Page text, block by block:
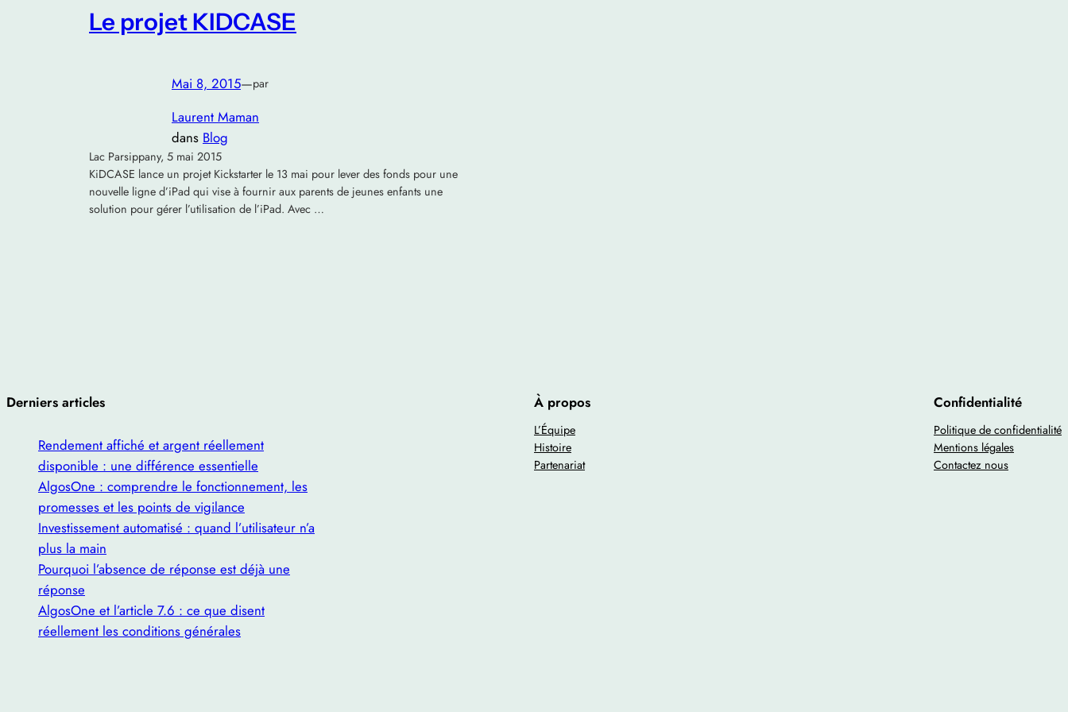
Le projet KIDCASE
Mai 8, 2015—par
Laurent Maman
dans Blog
Lac Parsippany, 5 mai 2015
KiDCASE lance un projet Kickstarter le 13 mai pour lever des fonds pour une
nouvelle ligne d’iPad qui vise à fournir aux parents de jeunes enfants une
solution pour gérer l’utilisation de l’iPad. Avec …
Derniers articles
Rendement affiché et argent réellement
disponible : une différence essentielle
AlgosOne : comprendre le fonctionnement, les
promesses et les points de vigilance
Investissement automatisé : quand l’utilisateur n’a
plus la main
Pourquoi l’absence de réponse est déjà une
réponse
AlgosOne et l’article 7.6 : ce que disent
réellement les conditions générales
À propos
L’Équipe
Histoire
Partenariat
Confidentialité
Politique de confidentialité
Mentions légales
Contactez nous